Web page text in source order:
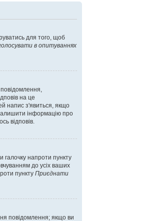
для того, щоб
в опитуваннях
на це
напис з'явиться, якщо
інформацію про
відповів.
галочку напроти пункту
до усіх ваших
пункту Приєднати
повідомлення; якщо ви